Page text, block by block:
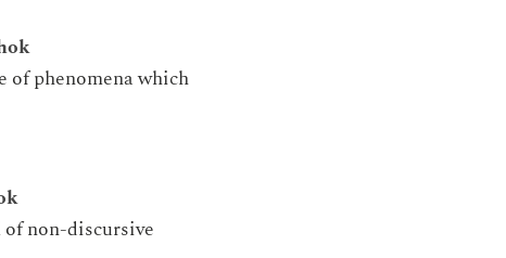
of phenomena which
non-discursive